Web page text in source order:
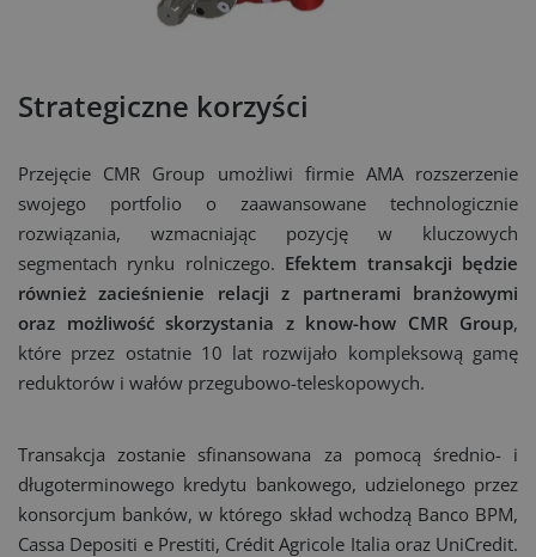
Strategiczne korzyści
Przejęcie CMR Group umożliwi firmie AMA rozszerzenie
swojego portfolio o zaawansowane technologicznie
rozwiązania, wzmacniając pozycję w kluczowych
segmentach rynku rolniczego. Efektem transakcji będzie
również zacieśnienie relacji z partnerami branżowymi
oraz możliwość skorzystania z know-how CMR Group,
które przez ostatnie 10 lat rozwijało kompleksową gamę
reduktorów i wałów przegubowo-teleskopowych.
Transakcja zostanie sfinansowana za pomocą średnio- i
długoterminowego kredytu bankowego, udzielonego przez
konsorcjum banków, w którego skład wchodzą Banco BPM,
Cassa Depositi e Prestiti, Crédit Agricole Italia oraz UniCredit.